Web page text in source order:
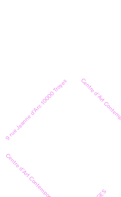
9 rue Jeanne d’Arc 10000 Troyes
Centre d’Art Contemporain
Centre d’Art